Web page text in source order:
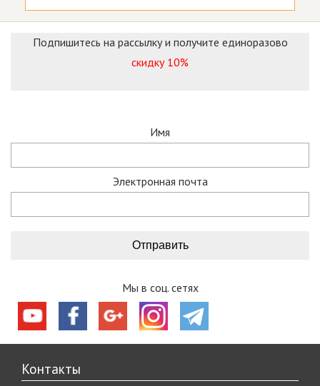
Подпишитесь на рассылку и получите единоразово
скидку 10%
Имя
Электронная почта
Мы в соц. сетях
Контакты